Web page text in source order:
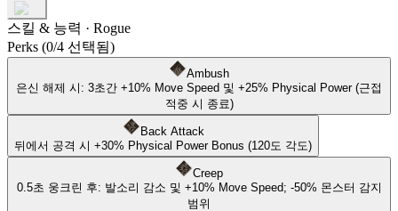
스킬 & 능력 · Rogue
Perks (0/4 선택됨)
Ambush
은신 해제 시: 3초간 +10% Move Speed 및 +25% Physical Power (근접
적중 시 종료)
Back Attack
뒤에서 공격 시 +30% Physical Power Bonus (120도 각도)
Creep
0.5초 웅크린 후: 발소리 감소 및 +10% Move Speed; -50% 몬스터 감지
범위